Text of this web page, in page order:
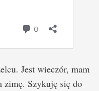
Jest wieczór, mam
zimę. Szykuję się do